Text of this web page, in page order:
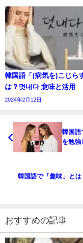
韓国語「(病気を)こじら
は？덧내다 意味と活用
2024年2月12日
韓国語
を勉強
韓国語で「趣味」と
おすすめの記事